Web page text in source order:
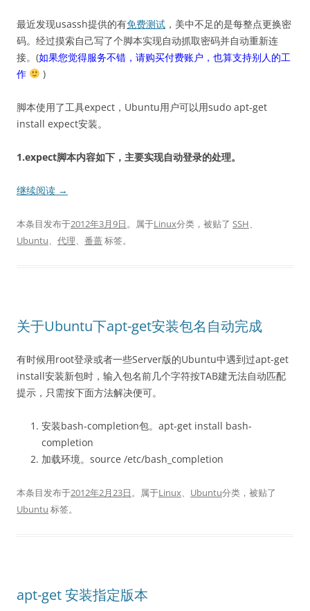
最近发现usassh提供的有免费测试 ，美中不足的是每整点更换密
码。经过摸索自己写了个脚本实现自动抓取密码并自动重新连
接。(如果您觉得服务不错，请购买付费账户，也算支持别人的工
作
)
脚本使用了工具expect，Ubuntu用户可以用sudo apt-get
install expect安装。
1.expect脚本内容如下，主要实现自动登录的处理。
继续阅读 →
本条目发布于2012年3月9日。属于Linux分类，被贴了 SSH、
Ubuntu、 代理、 番蔷标签。
关于Ubuntu下apt-get安装包名自动完成
有时候用root登录或者一些Server版的Ubuntu中遇到过apt-get
install安装新包时，输入包名前几个字符按TAB建无法自动匹配
提示，只需按下面方法解决便可。
安装bash-completion包。apt-get install bash-
completion
加载环境。source /etc/bash_completion
本条目发布于2012年2月23日。属于Linux、 Ubuntu分类，被贴了
Ubuntu 标签。
apt-get 安装指定版本